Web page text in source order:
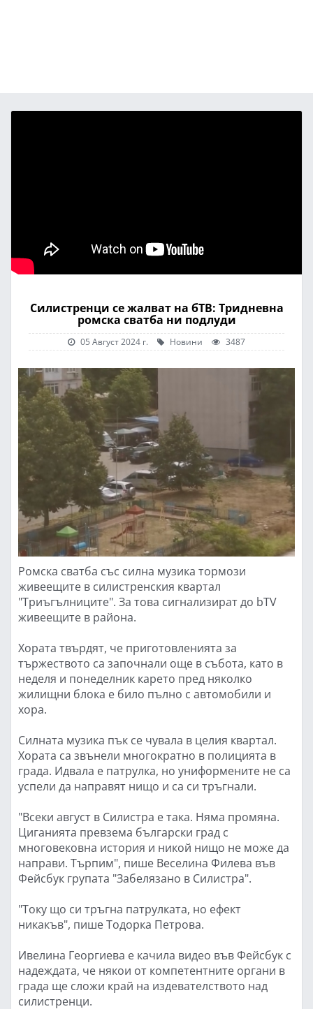
Силистренци се жалват на бТВ: Тридневна
ромска сватба ни подлуди
05 Август 2024 г. Новини 3487
Ромска сватба със силна музика тормози
живеещите в силистренския квартал
"Триъгълниците". За това сигнализират до bTV
живеещите в района.
Хората твърдят, че приготовленията за
тържеството са започнали още в събота, като в
неделя и понеделник карето пред няколко
жилищни блока е било пълно с автомобили и
хора.
Силната музика пък се чувала в целия квартал.
Хората са звънели многократно в полицията в
града. Идвала е патрулка, но униформените не са
успели да направят нищо и са си тръгнали.
"Всеки август в Силистра е така. Няма промяна.
Циганията превзема български град с
многовековна история и никой нищо не може да
направи. Търпим", пише Веселина Филева във
Фейсбук групата "Забелязано в Силистра".
"Току що си тръгна патрулката, но ефект
никакъв", пише Тодорка Петрова.
Ивелина Георгиева е качила видео във Фейсбук с
надеждата, че някои от компетентните органи в
града ще сложи край на издевателството над
силистренци.